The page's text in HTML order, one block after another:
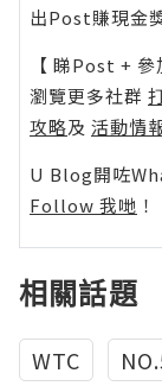
出Post賺現金
【 睇Post + 參
瀏覽更多社群
攻略及 活動情
U Blog開咗
Follow 我哋 ！
相關話題
WTC